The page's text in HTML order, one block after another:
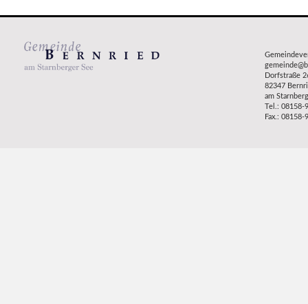
Dorfstraße
82347
am
Tel.: 08158-
Fax.: 08158-